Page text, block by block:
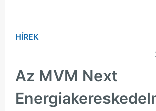
HÍREK
Az MVM Next